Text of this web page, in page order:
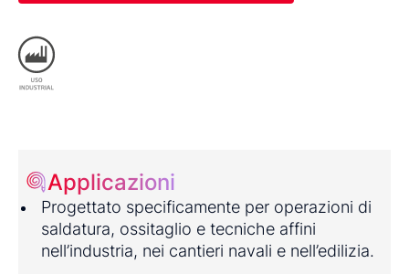
Applicazioni
Progettato specificamente per operazioni di
saldatura, ossitaglio e tecniche affini
nell’industria, nei cantieri navali e nell’edilizia.